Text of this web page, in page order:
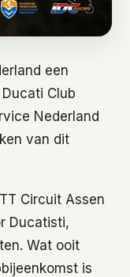
een
Club
Nederland
van dit
Circuit Assen
Ducatisti,
Wat ooit
is